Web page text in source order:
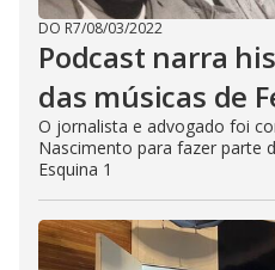
DO R7/08/03/2022
Podcast narra
das músicas de
O jornalista e advogado foi
Nascimento para fazer parte
Esquina 1